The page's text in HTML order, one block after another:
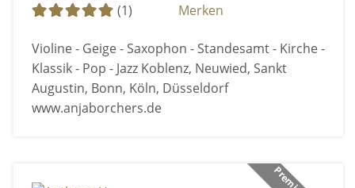
(1)
Merken
Violine - Geige - Saxophon - Standesamt - Kirche -
Klassik - Pop - Jazz Koblenz, Neuwied, Sankt
Augustin, Bonn, Köln, Düsseldorf
www.anjaborchers.de